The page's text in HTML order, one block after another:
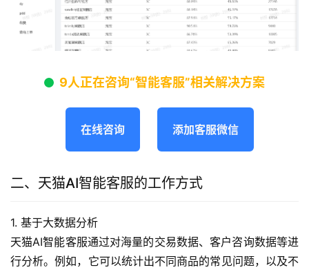
9人正在咨询“智能客服”相关解决方案
在线咨询 添加客服微信
二、天猫AI智能客服的工作方式
1. 基于大数据分析
天猫AI智能客服通过对海量的交易数据、客户咨询数据等进
行分析。例如，它可以统计出不同商品的常见问题，以及不